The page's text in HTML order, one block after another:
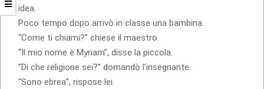
idea.
Poco tempo dopo arrivò in classe una bambina.
“Come ti chiami?” chiese il maestro.
“Il mio nome è Myriam”, disse la piccola.
“Di che religione sei?” domandò l’insegnante.
“Sono ebrea”, rispose lei.